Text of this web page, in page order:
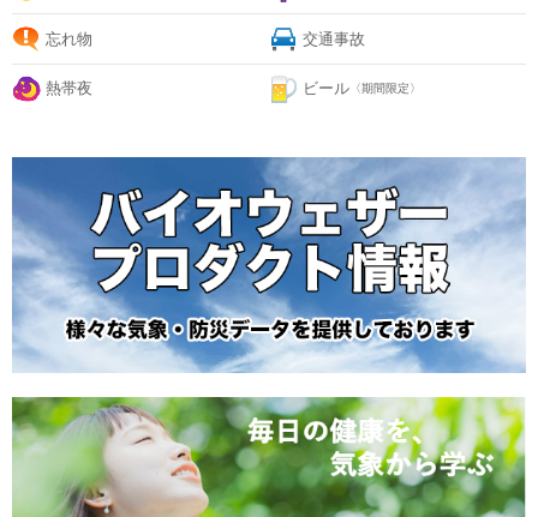
忘れ物 交通事故
熱帯夜 ビール 〈期間限定〉